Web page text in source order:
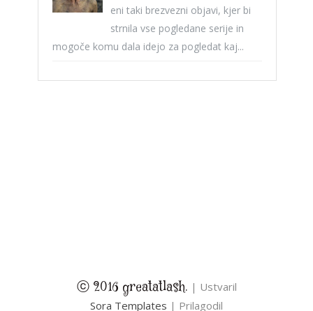
eni taki brezvezni objavi, kjer bi
strnila vse pogledane serije in
mogoče komu dala idejo za pogledat kaj...
ⓒ 2016 greatatlash. | Ustvaril
Sora Templates | Prilagodil